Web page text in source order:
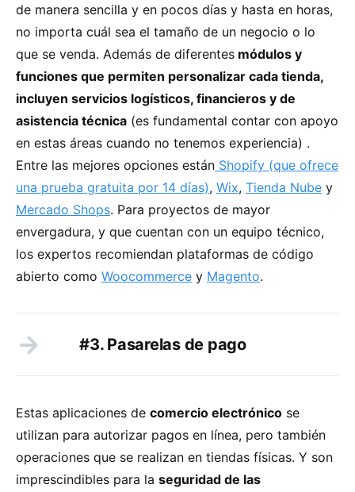
de manera sencilla y en pocos días y hasta en horas,
no importa cuál sea el tamaño de un negocio o lo
que se venda. Además de diferentes módulos y
funciones que permiten personalizar cada tienda,
incluyen servicios logísticos, financieros y de
asistencia técnica (es fundamental contar con apoyo
en estas áreas cuando no tenemos experiencia) .
Entre las mejores opciones están Shopify (que ofrece
una prueba gratuita por 14 días), Wix, Tienda Nube y
Mercado Shops. Para proyectos de mayor
envergadura, y que cuentan con un equipo técnico,
los expertos recomiendan plataformas de código
abierto como Woocommerce y Magento.
#3. Pasarelas de pago
Estas aplicaciones de comercio electrónico se
utilizan para autorizar pagos en línea, pero también
operaciones que se realizan en tiendas físicas. Y son
imprescindibles para la seguridad de las